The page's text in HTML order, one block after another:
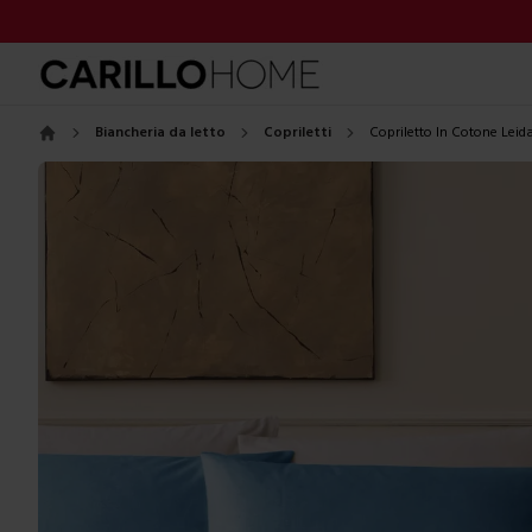
Home
Biancheria da letto Copriletti Copriletto In Cotone Leida